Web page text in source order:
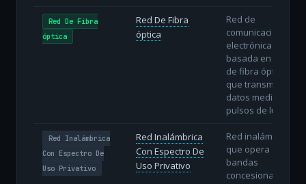
Red De Fibra
óptica
Red De Fibra
óptica
Red de
comunicaciones
electrónicas
basada en hilos
de fibra óptica
que transmiten
datos mediante
pulsos de luz.
Red Inalámbrica
Con Espectro De
Uso Privativo
Red Inalámbrica
Con Espectro De
Uso Privativo
Red inalámbrica
que opera en
bandas
concesionadas